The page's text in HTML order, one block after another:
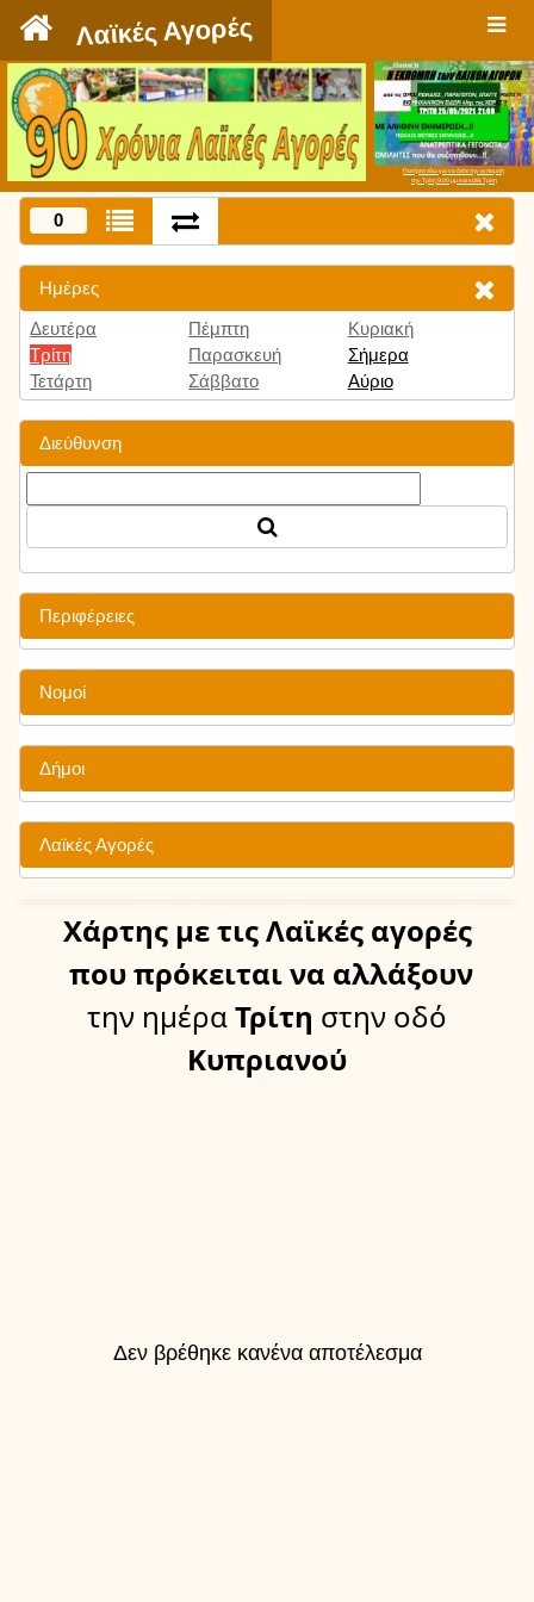
Λαϊκές Αγορές
Πατήστε εδώ για να δείτε την εκπομπή
την Τρίτη 9:00 μμ και κάθε Τρίτη
0
Ημέρες
Δευτέρα
Τρίτη
Τετάρτη
Πέμπτη
Παρασκευή
Σάββατο
Κυριακή
Σήμερα
Αύριο
Διεύθυνση
Περιφέρειες
Νομοί
Δήμοι
Λαϊκές Αγορές
Χάρτης με τις Λαϊκές αγορές
που πρόκειται να αλλάξουν
την ημέραΤρίτη στην οδό
Κυπριανού
Δεν βρέθηκε κανένα αποτέλεσμα